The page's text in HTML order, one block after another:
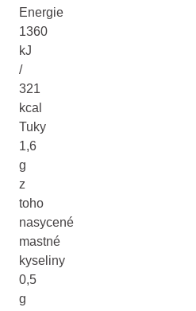
Energie
1360
kJ
/
321
kcal
Tuky
1,6
g
z
toho
nasycené
mastné
kyseliny
0,5
g